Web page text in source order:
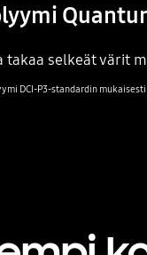
takaa selkeät värit
DCI-P3-standardin